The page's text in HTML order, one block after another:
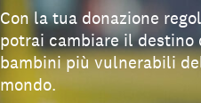
Con la tua donazione
potrai cambiare il destino
bambini più vulnerabili
mondo.